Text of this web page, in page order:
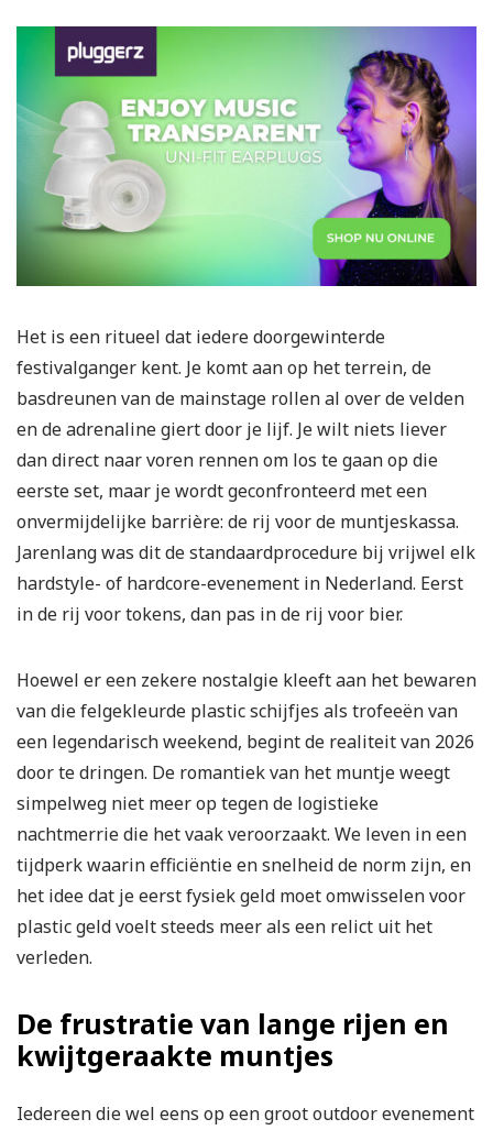
Het is een ritueel dat iedere doorgewinterde
festivalganger kent. Je komt aan op het terrein, de
basdreunen van de mainstage rollen al over de velden
en de adrenaline giert door je lijf. Je wilt niets liever
dan direct naar voren rennen om los te gaan op die
eerste set, maar je wordt geconfronteerd met een
onvermijdelijke barrière: de rij voor de muntjeskassa.
Jarenlang was dit de standaardprocedure bij vrijwel elk
hardstyle- of hardcore-evenement in Nederland. Eerst
in de rij voor tokens, dan pas in de rij voor bier.
Hoewel er een zekere nostalgie kleeft aan het bewaren
van die felgekleurde plastic schijfjes als trofeeën van
een legendarisch weekend, begint de realiteit van 2026
door te dringen. De romantiek van het muntje weegt
simpelweg niet meer op tegen de logistieke
nachtmerrie die het vaak veroorzaakt. We leven in een
tijdperk waarin efficiëntie en snelheid de norm zijn, en
het idee dat je eerst fysiek geld moet omwisselen voor
plastic geld voelt steeds meer als een relict uit het
verleden.
De frustratie van lange rijen en
kwijtgeraakte muntjes
Iedereen die wel eens op een groot outdoor evenement